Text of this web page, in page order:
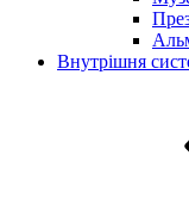
Внутрішня